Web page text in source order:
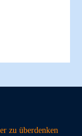
zu überdenken